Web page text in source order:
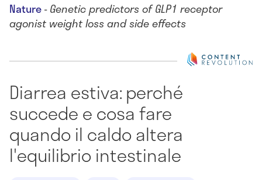
Nature-Genetic predictors of GLP1 receptor
agonist weight loss and side effects
Diarrea estiva: perché
succede e cosa fare
quando il caldo altera
l'equilibrio intestinale